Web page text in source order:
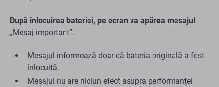
După înlocuirea bateriei, pe ecran va apărea mesajul
„Mesaj important”.
Mesajul informează doar că bateria originală a fost
înlocuită.
Mesajul nu are niciun efect asupra performanței